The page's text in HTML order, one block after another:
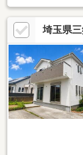
こナーサリースク
み】■外壁塗装・
ンロ・レンジフー
事≫ご見学希望の
希望の方【資料請
方【048-952-
埼玉県